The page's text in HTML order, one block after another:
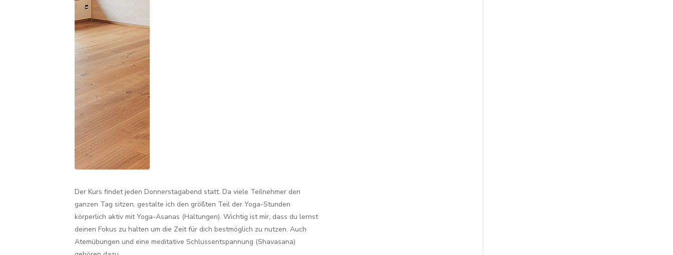
Der Kurs findet jeden Donnerstagabend statt. Da viele Teilnehmer den
ganzen Tag sitzen, gestalte ich den größten Teil der Yoga-Stunden
körperlich aktiv mit Yoga-Asanas (Haltungen). Wichtig ist mir, dass du lernst
deinen Fokus zu halten um die Zeit für dich bestmöglich zu nutzen. Auch
Atemübungen und eine meditative Schlussentspannung (Shavasana)